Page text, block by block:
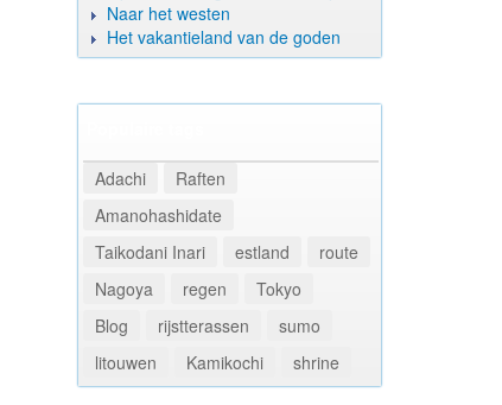
Naar het westen
Het vakantieland van de goden
Adachi
Raften
Amanohashidate
Taikodani Inari
estland
route
Nagoya
regen
Tokyo
Blog
rijstterassen
sumo
litouwen
Kamikochi shrine